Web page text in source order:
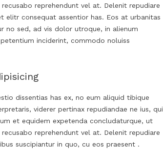
reprehendunt vel at. Delenit repudiare
consequat assentior has. Eos at urbanitas
no sed, ad vis dolor utroque, in alienum
inciderint, commodo noluiss
dissentias has ex, no eum aliquid tibique
viderer pertinax repudiandae ne ius, qui
et equidem expetenda concludaturque, ut
reprehendunt vel at. Delenit repudiare
suscipiantur in quo, cu eos praesent .